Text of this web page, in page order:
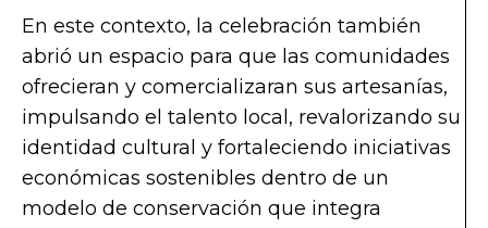
En este contexto, la celebración también
abrió un espacio para que las comunidades
ofrecieran y comercializaran sus artesanías,
impulsando el talento local, revalorizando su
identidad cultural y fortaleciendo iniciativas
económicas sostenibles dentro de un
modelo de conservación que integra